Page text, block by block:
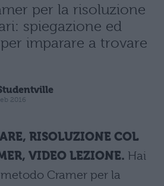
per la risoluzione
spiegazione ed
imparare a trovare
2016
RISOLUZIONE COL
VIDEO LEZIONE. Hai
Cramer per la